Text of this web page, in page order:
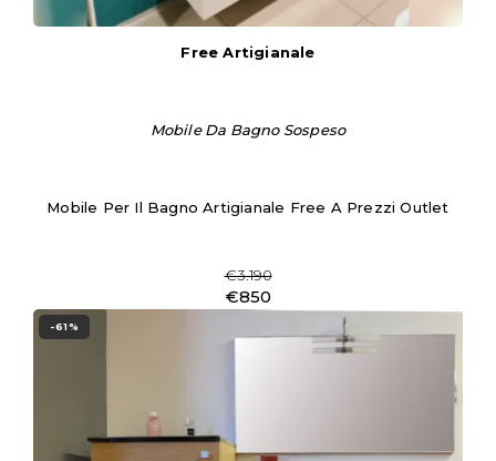
Free Artigianale
Mobile Da Bagno Sospeso
Mobile Per Il Bagno Artigianale Free A Prezzi Outlet
€3.190
€850
-61%